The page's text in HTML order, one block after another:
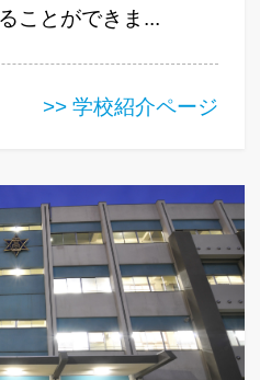
ことができま...
>> 学校紹介ページ